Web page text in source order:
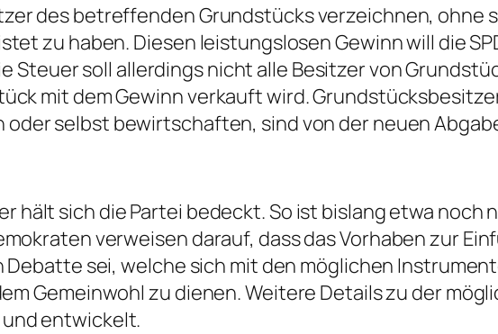
des betreffenden Grundstücks verzeichnen, ohne
zu haben. Diesen leistungslosen Gewinn will die
soll allerdings nicht alle Besitzer von
mit dem Gewinn verkauft wird.
selbst bewirtschaften, sind von der neuen
hält sich die Partei bedeckt. So ist bislang etwa noch
verweisen darauf, dass das Vorhaben zur
sei, welche sich mit den möglichen
Gemeinwohl zu dienen. Weitere Details zu der
entwickelt.